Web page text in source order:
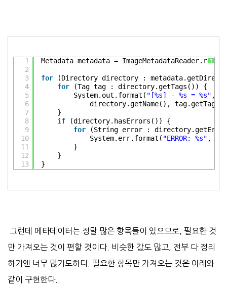
?
1
2
3
4
5
6
7
8
9
10
11
12
13
Metadata metadata =
for
(Directory directory :
for
(Tag tag : directory.getTags()) {
System.out.format( "[%s] - %s = %s" ,
directory.getName(),
}
if
(directory.hasErrors()) {
for
(String error :
System.err.format( "ERROR: %s" ,
}
}
}
그런데 메타데이터는 정말 많은 항목들이 있으므로, 필요한 것
만 가져오는 것이 편할 것이다. 비슷한 값도 많고, 전부 다 정리
하기엔 너무 많기도하다. 필요한 항목만 가져오는 것은 아래와
같이 구현한다.